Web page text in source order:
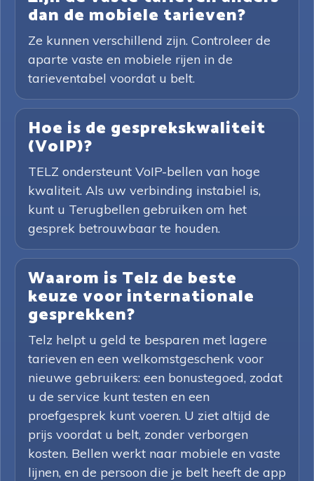
dan de mobiele tarieven?
Ze kunnen verschillend zijn. Controleer de
aparte vaste en mobiele rijen in de
tarieventabel voordat u belt.
Hoe is de gesprekskwaliteit
(VoIP)?
TELZ ondersteunt VoIP-bellen van hoge
kwaliteit. Als uw verbinding instabiel is,
kunt u Terugbellen gebruiken om het
gesprek betrouwbaar te houden.
Waarom is Telz de beste
keuze voor internationale
gesprekken?
Telz helpt u geld te besparen met lagere
tarieven en een welkomstgeschenk voor
nieuwe gebruikers: een bonustegoed, zodat
u de service kunt testen en een
proefgesprek kunt voeren. U ziet altijd de
prijs voordat u belt, zonder verborgen
kosten. Bellen werkt naar mobiele en vaste
lijnen, en de persoon die je belt heeft de app